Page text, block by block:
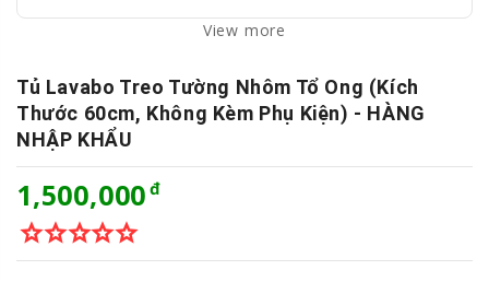
View more
Tủ Lavabo Treo Tường Nhôm Tổ Ong (kích
Thước 60cm, Không Kèm Phụ Kiện) - HÀNG
NHẬP KHẨU
1,500,000
star_borderstar_borderstar_borderstar_borderstar_border